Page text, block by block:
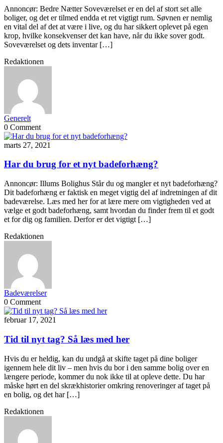
Annoncør: Bedre Nætter Soveværelset er en del af stort set alle
boliger, og det er tilmed endda et ret vigtigt rum. Søvnen er nemlig
en vital del af det at være i live, og du har sikkert oplevet på egen
krop, hvilke konsekvenser det kan have, når du ikke sover godt.
Soveværelset og dets inventar […]
Redaktionen
Generelt
0 Comment
marts 27, 2021
Har du brug for et nyt badeforhæng?
Annoncør: Illums Bolighus Står du og mangler et nyt badeforhæng?
Dit badeforhæng er faktisk en meget vigtig del af indretningen af dit
badeværelse. Læs med her for at lære mere om vigtigheden ved at
vælge et godt badeforhæng, samt hvordan du finder frem til et godt
et for dig og familien. Derfor er det vigtigt […]
Redaktionen
Badeværelser
0 Comment
februar 17, 2021
Tid til nyt tag? Så læs med her
Hvis du er heldig, kan du undgå at skifte taget på dine boliger
igennem hele dit liv – men hvis du bor i den samme bolig over en
længere periode, kommer du nok ikke til at opleve dette. Du har
måske hørt en del skrækhistorier omkring renoveringer af taget på
en bolig, og det har […]
Redaktionen